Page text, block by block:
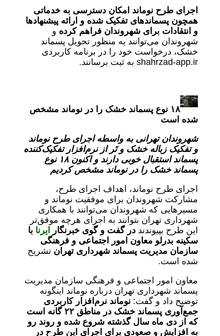
اجرای طرح نوماند امکان دسترسی به خدماتی
همچون پسماندهای تفکیک شده و ارائه پیشنهادها
و انتقادات برای شهروندان فراهم کرده و
شهروندان می‌توانند به منظور تحویل پسماند
خشک، درخواست خود را در برنامه کاربردی
shahrzad-app.ir به ثبت برسانند.
۱۸ نوع پسماند خشک را در نوماند مشخص
شده است
شهروندان تهرانی به واسطه اجرای طرح نوماند
و تفکیک زباله خشک و تَر از نرم‌افزار تفکیک‌کننده
پسماند استقبال خوبی دارند و اکنون ۱۸ نوع
پسماند خشک را در نوماند مشخص کردیم
اجرای طرح نوماند، اهداف اجرای طرح،
مشارکت شهروندان برای موفقیت نوماند و
مسیرهایی که شهروندان می‌توانند با همکاری
شهرداری تهران بتوانند به اجرای هرچه موفق‌تر
این طرح بپیوندند در گفت و گوی خبرنگار ایرنا با
سکینه بدرلو معاون امور اجتماعی و فرهنگی
سازمان مدیریت پسماند شهرداری تهران تشریح
شده است.
معاون امور اجتماعی و فرهنگی سازمان مدیریت
پسماند شهرداری تهران درباره نوماند اینگونه
توضیح داد و گفت: نوماند نرم‌افزار کاربردی
جمع‌آوری پسماند خشک در مناطق ۲۲ گانه است
که از دی ماه سال گذشته شروع شده و روند رو
به افزایش و صعودی برای اجرای این طرح در